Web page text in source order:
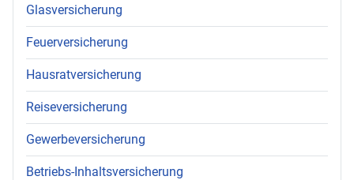
Glasversicherung
Feuerversicherung
Hausratversicherung
Reiseversicherung
Gewerbeversicherung
Betriebs-Inhaltsversicherung